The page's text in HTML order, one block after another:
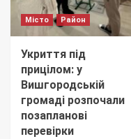
Місто Район
Укриття під
прицілом: у
Вишгородській
громаді розпочали
позапланові
перевірки